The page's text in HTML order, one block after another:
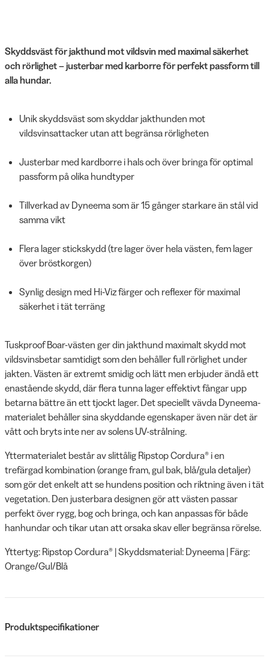
Skyddsväst för jakthund mot vildsvin med maximal säkerhet
och rörlighet – justerbar med karborre för perfekt passform till
alla hundar.
Unik skyddsväst som skyddar jakthunden mot
vildsvinsattacker utan att begränsa rörligheten
Justerbar med kardborre i hals och över bringa för optimal
passform på olika hundtyper
Tillverkad av Dyneema som är 15 gånger starkare än stål vid
samma vikt
Flera lager stickskydd (tre lager över hela västen, fem lager
över bröstkorgen)
Synlig design med Hi-Viz färger och reflexer för maximal
säkerhet i tät terräng
Tuskproof Boar-västen ger din jakthund maximalt skydd mot
vildsvinsbetar samtidigt som den behåller full rörlighet under
jakten. Västen är extremt smidig och lätt men erbjuder ändå ett
enastående skydd, där flera tunna lager effektivt fångar upp
betarna bättre än ett tjockt lager. Det speciellt vävda Dyneema-
materialet behåller sina skyddande egenskaper även när det är
vått och bryts inte ner av solens UV-strålning.
Yttermaterialet består av slittålig Ripstop Cordura® i en
trefärgad kombination (orange fram, gul bak, blå/gula detaljer)
som gör det enkelt att se hundens position och riktning även i tät
vegetation. Den justerbara designen gör att västen passar
perfekt över rygg, bog och bringa, och kan anpassas för både
hanhundar och tikar utan att orsaka skav eller begränsa rörelse.
Yttertyg: Ripstop Cordura® | Skyddsmaterial: Dyneema | Färg:
Orange/Gul/Blå
Produktspecifikationer